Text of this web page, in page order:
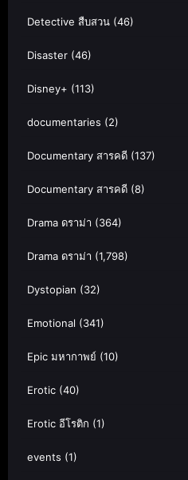
Detective สืบสวน (46)
Disaster (46)
Disney+ (113)
documentaries (2)
Documentary สารคดี (137)
Documentary สารคดี (8)
Drama ดราม่า (364)
Drama ดราม่า (1,798)
Dystopian (32)
Emotional (341)
Epic มหากาพย์ (10)
Erotic (40)
Erotic อีโรติก (1)
events (1)